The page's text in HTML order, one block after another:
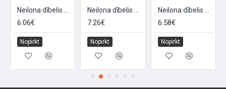
6.06€
Nopirkt
7.26€
Nopirkt
6.58€
Nopirkt